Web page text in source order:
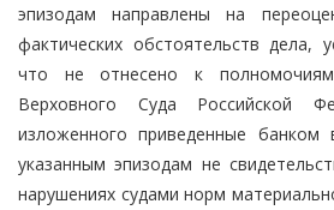
эпизодам направлены на
фактических обстоятельств дела,
что не отнесено к полномочиям
Верховного Суда Российской
изложенного приведенные
указанным эпизодам не
нарушениях судами норм